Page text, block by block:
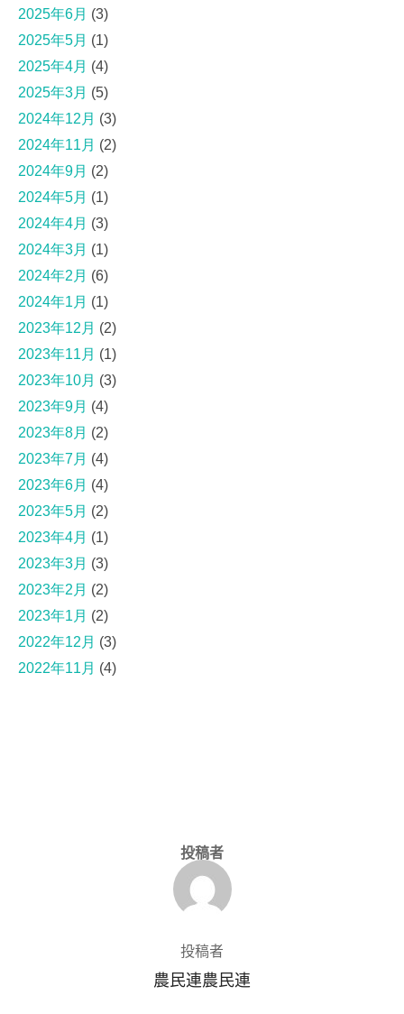
2025年6月 (3)
2025年5月 (1)
2025年4月 (4)
2025年3月 (5)
2024年12月 (3)
2024年11月 (2)
2024年9月 (2)
2024年5月 (1)
2024年4月 (3)
2024年3月 (1)
2024年2月 (6)
2024年1月 (1)
2023年12月 (2)
2023年11月 (1)
2023年10月 (3)
2023年9月 (4)
2023年8月 (2)
2023年7月 (4)
2023年6月 (4)
2023年5月 (2)
2023年4月 (1)
2023年3月 (3)
2023年2月 (2)
2023年1月 (2)
2022年12月 (3)
2022年11月 (4)
投稿者
投稿者
農民連農民連